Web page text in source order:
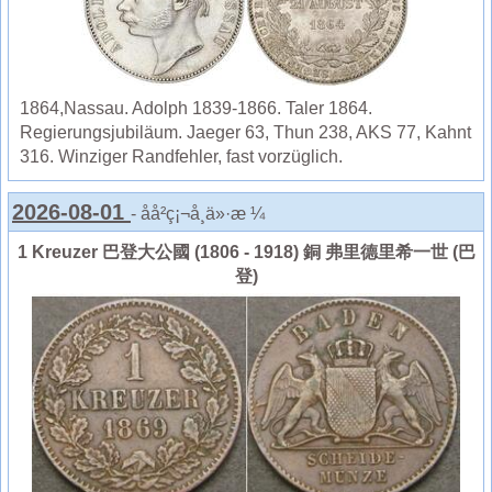
1864,Nassau. Adolph 1839-1866. Taler 1864.
Regierungsjubiläum. Jaeger 63, Thun 238, AKS 77, Kahnt
316. Winziger Randfehler, fast vorzüglich.
2026-08-01 - åå²ç¡¬å¸ä»·æ ¼
1 Kreuzer 巴登大公國 (1806 - 1918) 銅 弗里德里希一世 (巴
登)